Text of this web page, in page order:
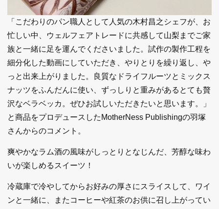
「こだわりのパン職人として人気の木村昌之シェフが、お
忙しい中、ウェルフェアトレードに共感して山梨までご家
族と一緒に足を運んでくださいました。試作の製作工程を
細分化した動画にしていただき、やりとりを繰り返し、や
っと出来上がりました。良質なドライフルーツとミックス
ナッツをふんだんに使い、ずっしりと重みがあるとても贅
沢なベラベッカ。ぜひお試しいただきたいと思います。」
と商品をプロデュースしたMotherNess Publishingの羽塚
さんからのコメント。
爽やかなラム酒の風味がしっとりとなじんだ、芳醇な味わ
いが楽しめるスイーツ！
冷蔵庫で冷やしてからお好みの厚さにスライスして、ワイ
ンと一緒に、またコーヒーや紅茶のお供に召し上がってい